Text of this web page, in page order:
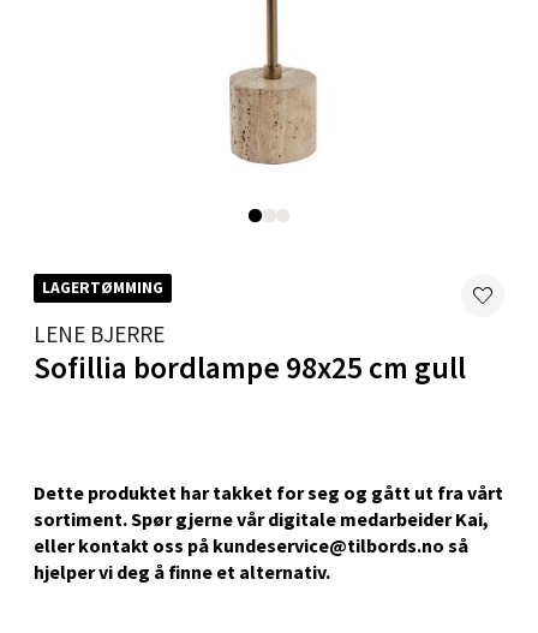
LAGERTØMMING
LENE BJERRE
Sofillia bordlampe 98x25 cm gull
Dette produktet har takket for seg og gått ut fra vårt
sortiment. Spør gjerne vår digitale medarbeider Kai,
eller kontakt oss på kundeservice@tilbords.no så
hjelper vi deg å ﬁnne et alternativ.
Harstad - Thon Senter Kanebogen
Skillevegen 5, 9411 Harstad
Karmsund - Thon Senter Oasen
Velg